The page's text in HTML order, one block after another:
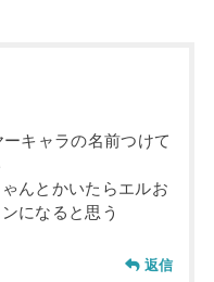
キャラの名前つけて
んとかいたらエルお
になると思う
返信